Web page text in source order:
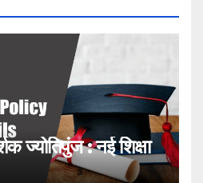
ज्योतिपुंज : नई शिक्षा